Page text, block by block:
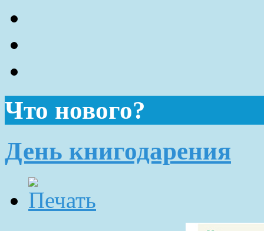
Что нового?
День книгодарения